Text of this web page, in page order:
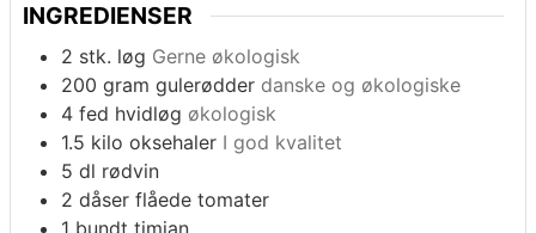
INGREDIENSER
2 stk. løg Gerne økologisk
200 gram gulerødder danske og økologiske
4 fed hvidløg økologisk
1.5 kilo oksehaler I god kvalitet
5 dl rødvin
2 dåser flåede tomater
1 bundt timian